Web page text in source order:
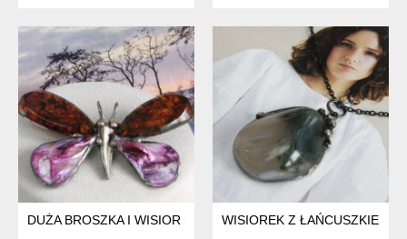
DUŻA BROSZKA I WISIOR (2 W 1): MOTYL BURSZTYNOWY Z
WISIOREK Z ŁAŃCUSZKIEM: